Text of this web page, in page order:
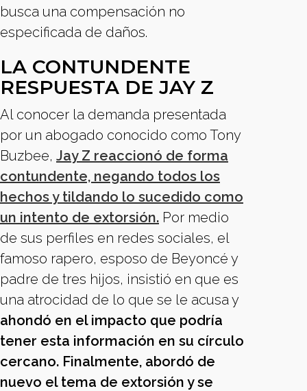
busca una compensación no
especificada de daños.
LA CONTUNDENTE
RESPUESTA DE JAY Z
Al conocer la demanda presentada
por un abogado conocido como Tony
Buzbee, Jay Z reaccionó de forma
contundente, negando todos los
hechos y tildando lo sucedido como
un intento de extorsión. Por medio
de sus perfiles en redes sociales, el
famoso rapero, esposo de Beyoncé y
padre de tres hijos, insistió en que es
una atrocidad de lo que se le acusa y
ahondó en el impacto que podría
tener esta información en su círculo
cercano. Finalmente, abordó de
nuevo el tema de extorsión y se